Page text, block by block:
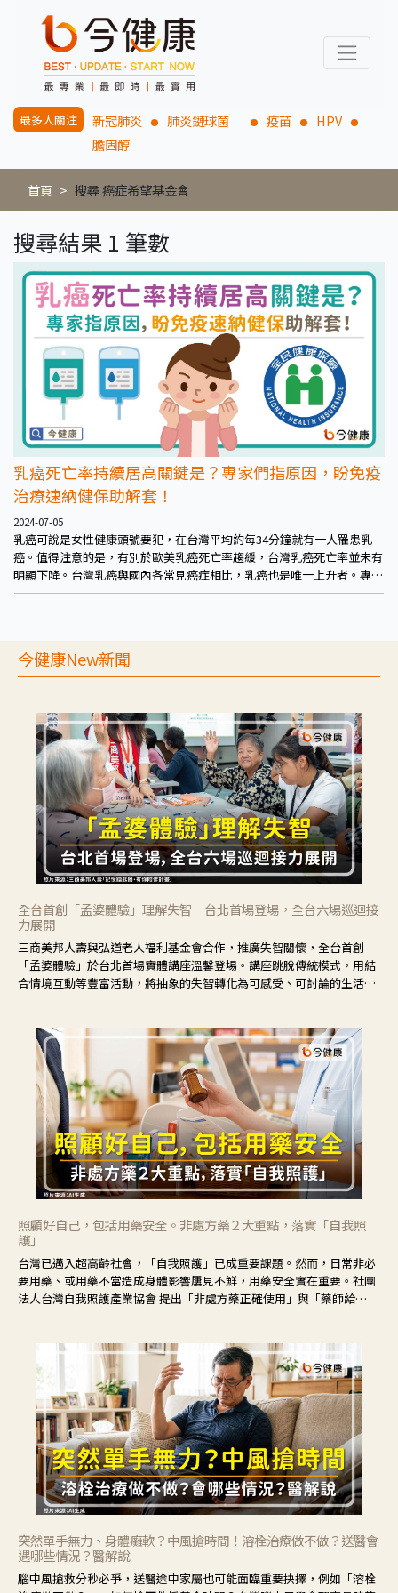
最多人關注 新冠肺炎 肺炎鏈球菌 疫苗
HPV
膽固醇
首頁 搜尋 癌症希望基金會
搜尋結果 1 筆數
乳癌死亡率持續居高關鍵是？專家們指原因，盼免疫
治療速納健保助解套！
2024-07-05
乳癌可說是女性健康頭號要犯，在台灣平均約每34分鐘就有一人罹患乳
癌。值得注意的是，有別於歐美乳癌死亡率趨緩，台灣乳癌死亡率並未有
明顯下降。台灣乳癌與國內各常見癌症相比，乳癌也是唯一上升者。專家
們指出關鍵及防範之道。
今健康New新聞
全台首創「孟婆體驗」理解失智 台北首場登場，全台六場巡迴接
力展開
三商美邦人壽與弘道老人福利基金會合作，推廣失智關懷，全台首創
「孟婆體驗」於台北首場實體講座溫馨登場。講座跳脫傳統模式，用結
合情境互動等豐富活動，將抽象的失智轉化為可感受、可討論的生活情
照顧好自己，包括用藥安全。非處方藥２大重點，落實「自我照
護」
台灣已邁入超高齡社會，「自我照護」已成重要課題。然而，日常非必
要用藥、或用藥不當造成身體影響屢見不鮮，用藥安全實在重要。社團
法人台灣自我照護產業協會 提出「非處方藥正確使用」與「藥師給
突然單手無力、身體癱軟？中風搶時間！溶栓治療做不做？送醫會
遇哪些情況？醫解說
腦中風搶救分秒必爭，送醫途中家屬也可能面臨重要抉擇，例如「溶栓